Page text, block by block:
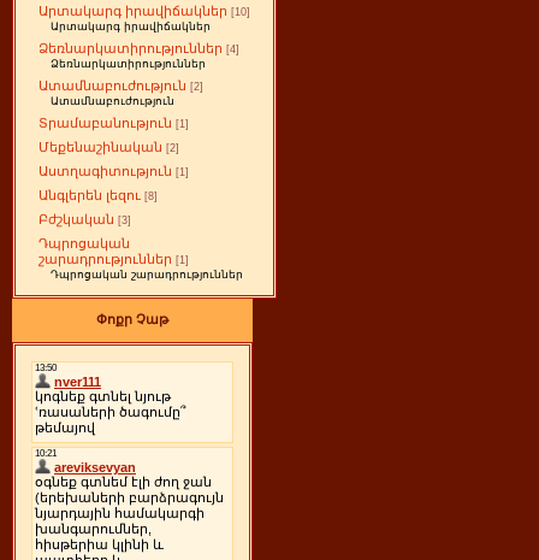
Արտակարգ իրավիճակներ [10]
Արտակարգ իրավիճակներ
Ձեռնարկատիրություններ [4]
Ձեռնարկատիրություններ
Ատամնաբուժություն [2]
Ատամնաբուժություն
Տրամաբանություն [1]
Մեքենաշինական [2]
Աստղագիտություն [1]
Անգլերեն լեզու [8]
Բժշկական [3]
Դպրոցական
շարադրություններ [1]
Դպրոցական շարադրություններ
Փոքր Չաթ